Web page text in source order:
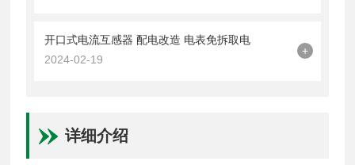
开口式电流互感器 配电改造 电表免拆取电
2024-02-19
+
详细介绍